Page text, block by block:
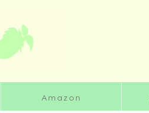
Amazon